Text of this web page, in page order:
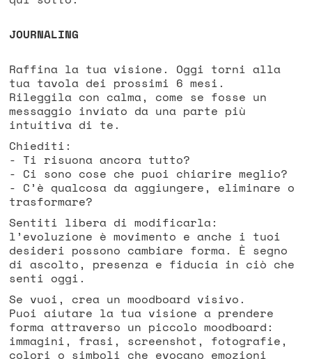
JOURNALING
Raffina la tua visione. Oggi torni alla
tua tavola dei prossimi 6 mesi.
Rileggila con calma, come se fosse un
messaggio inviato da una parte più
intuitiva di te.
Chiediti:
- Ti risuona ancora tutto?
- Ci sono cose che puoi chiarire meglio?
- C’è qualcosa da aggiungere, eliminare o
trasformare?
Sentiti libera di modificarla:
l’evoluzione è movimento e anche i tuoi
desideri possono cambiare forma. È segno
di ascolto, presenza e fiducia in ciò che
senti oggi.
Se vuoi, crea un moodboard visivo.
Puoi aiutare la tua visione a prendere
forma attraverso un piccolo moodboard:
immagini, frasi, screenshot, fotografie,
colori o simboli che evocano emozioni